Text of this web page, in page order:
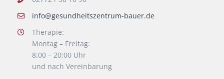
info@gesundheitszentrum-bauer.de
Therapie:
Montag – Freitag:
8:00 – 20:00 Uhr
und nach Vereinbarung